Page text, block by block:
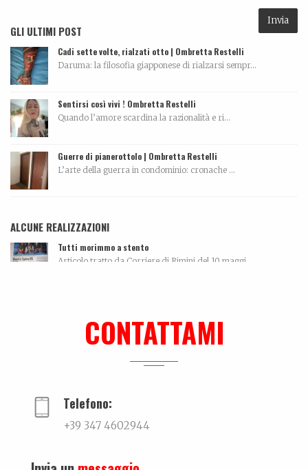
GLI ULTIMI POST
Cadi sette volte, rialzati otto | Ombretta Restelli
Daruma: la filosofia giapponese di rialzarsi sempr...
Sentirsi così vivi ! Ombretta Restelli
Quando l’amore scardina la razionalità e ri...
Guerre di pianerottolo | Ombretta Restelli
L’arte della guerra in condominio: cronache ...
ALCUNE REALIZZAZIONI
Tutti morimmo a stento
Articolo tratto da Corriere di Rimini del 10 maggi...
Trovare l'equilibrio causa belle cose. Un viaggio...
CONTATTAMI
Telefono:
+39 347 4602944